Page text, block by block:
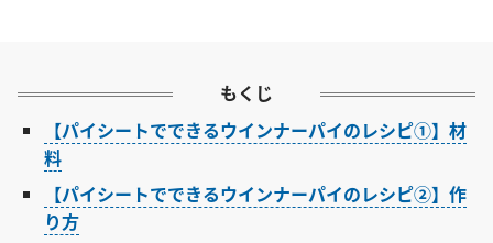
もくじ
【パイシートでできるウインナーパイのレシピ①】材
料
【パイシートでできるウインナーパイのレシピ②】作
り方